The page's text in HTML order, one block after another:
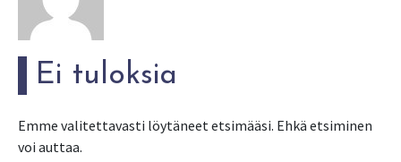
Ei tuloksia
Emme valitettavasti löytäneet etsimääsi. Ehkä etsiminen
voi auttaa.